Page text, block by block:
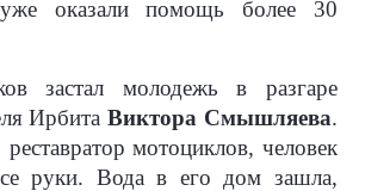
оказали помощь более 30
застал молодежь в разгаре
ИрбитаВиктора Смышляева.
мотоциклов, человек
руки. Вода в его дом зашла,